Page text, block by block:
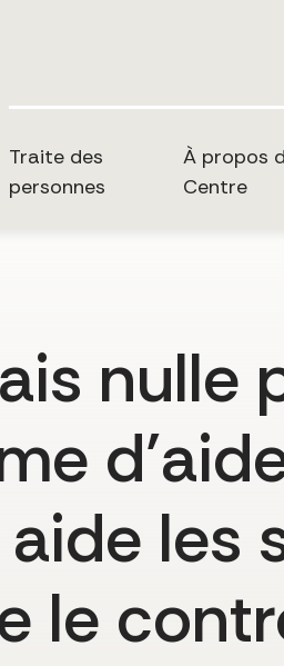
Traite des
personnes
À propos
Centre
nulle
les
le